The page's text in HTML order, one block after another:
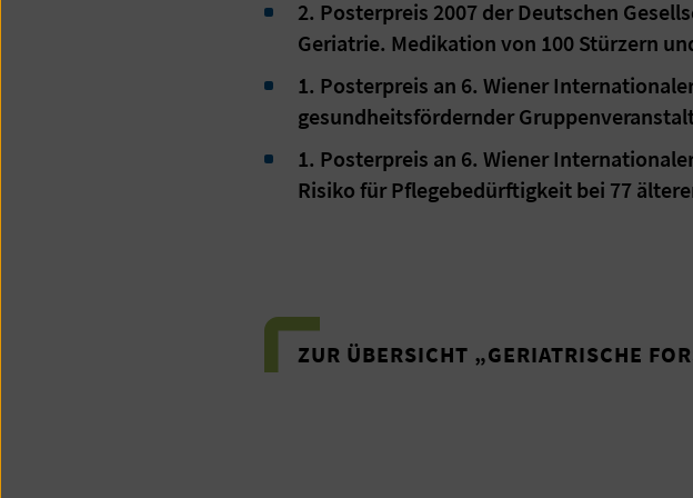
2. Posterpreis 2007 der Deutschen
Geriatrie. Medikation von 100 Stürzern
1. Posterpreis an 6. Wiener
gesundheitsfördernder
1. Posterpreis an 6. Wiener
Risiko für Pflegebedürftigkeit bei 77
ZUR ÜBERSICHT „GERIATRISCHE